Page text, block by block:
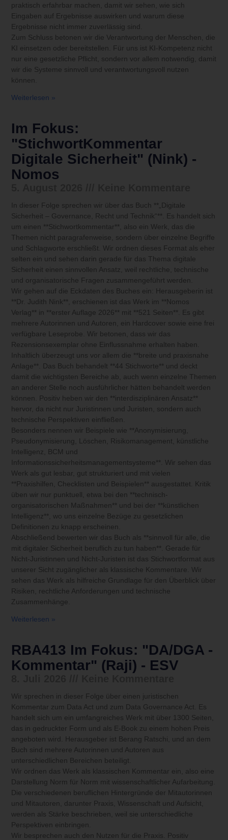
praktisch erfahrbar machen, damit wir sehen, wie sich
Eingaben auf Ergebnisse auswirken und warum diese
Ergebnisse nicht immer zuverlässig sind.
Zum Schluss betonen wir die Verantwortung der Menschen, die
KI einsetzen oder bereitstellen. Für uns ist KI-Kompetenz nicht
nur eine gesetzliche Pflicht, sondern vor allem notwendig, damit
wir die Systeme sinnvoll und verantwortungsvoll nutzen
können.
Weiterlesen »
Im Fokus:
"StichwortKommentar
Digitale Sicherheit" (Nink) -
Nomos
In dieser Folge sprechen wir über das Buch **„Digitale
Sicherheit – Governance, Recht und Technik“**. Es handelt sich
um einen **Stichwortkommentar**, also ein Werk, das die
Themen nicht paragrafenweise, sondern über einzelne Begriffe
und Schlagworte erschließt. Wir ordnen dieses Format als eher
selten ein und sehen darin gerade für das Thema digitale
Sicherheit einen sinnvollen Ansatz, weil rechtliche, technische
und organisatorische Fragen zusammengeführt werden.
Wir gehen auf die Eckdaten des Buches ein: Herausgeberin ist
**Dr. Judith Nink**, erschienen ist das Werk im **Nomos
Verlag** in **erster Auflage 2026** mit **521 Seiten**. Es gibt
mehrere Autorinnen und Autoren, ein Hardcover sowie eine frei
verfügbare Leseprobe. Wir betonen, dass wir das
Rezensionsexemplar ohne Einflussnahme erhalten haben.
Inhaltlich überzeugt uns vor allem die **breite und praxisnahe
Anlage**. Das Buch behandelt **44 Stichworte** und deckt
damit die wichtigsten Bereiche ab, auch wenn einzelne Themen
an anderer Stelle noch ausführlicher hätten behandelt werden
können. Positiv heben wir den **interdisziplinären Ansatz**
hervor, da nicht nur Juristinnen und Juristen, sondern auch
technische Perspektiven einfließen.
Besonders nennen wir Beispiele wie **Anonymisierung,
Pseudonymisierung, Löschen, Risikomanagement, künstliche
Intelligenz, BCM und
Informationssicherheitsmanagementsysteme**. Wir sehen das
Werk als gut lesbar, gut strukturiert und mit vielen
**Praxishilfen, Checklisten und Beispielen** ausgestattet. Kritik
üben wir nur punktuell, etwa bei den **technisch-
organisatorischen Maßnahmen** und bei der **künstlichen
Intelligenz**, wo uns einzelne Bezüge zu gesetzlichen
Definitionen zu knapp erscheinen.
Abschließend bewerten wir das Buch als **sinnvoll für alle, die
mit digitaler Sicherheit beruflich zu tun haben**. Gerade für
Nicht-Juristinnen und Nicht-Juristen ist das Stichwortformat aus
unserer Sicht zugänglicher als klassische Kommentare. Wir
sehen das Werk als hilfreiche Grundlage für den Überblick über
Risiken, rechtliche Anforderungen und technische
Zusammenhänge.
Weiterlesen »
RBA413 Im Fokus: "DA/DGA -
Kommentar" (Raji) - ESV
Wir sprechen in dieser Folge über einen juristischen
Kommentar zum Data Act und zum Data Governance Act. Es
handelt sich um ein umfangreiches Werk mit über 1300 Seiten,
das in gedruckter Form und als E-Book zu einem hohen Preis
angeboten wird. Herausgeber ist Berang Ratschi, und an dem
Buch sind mehrere Autorinnen und Autoren aus
unterschiedlichen Bereichen beteiligt.
Wir ordnen das Werk als klassischen Kommentar ein, also eine
Darstellung Norm für Norm mit wissenschaftlicher Aufarbeitung.
Die verschiedenen beruflichen Hintergründe der Mitautorinnen
und Mitautoren, darunter Praxis, Wissenschaft und Aufsicht,
werden als Stärke beschrieben, weil sie unterschiedliche
Perspektiven einbringen.
Wir besprechen auch den Nutzen für die Praxis. Positiv